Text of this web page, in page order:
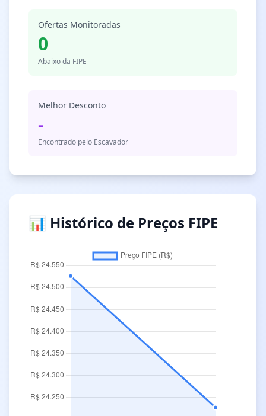
Ofertas Monitoradas
0
Abaixo da FIPE
Melhor Desconto
-
Encontrado pelo Escavador
📊 Histórico de Preços FIPE